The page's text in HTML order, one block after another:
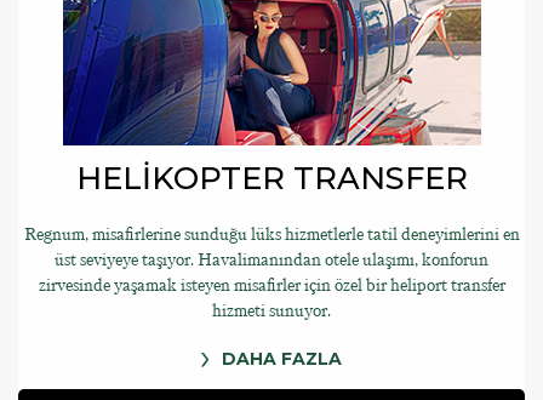
HELİKOPTER TRANSFER
Regnum, misafirlerine sunduğu lüks hizmetlerle tatil deneyimlerini en
üst seviyeye taşıyor. Havalimanından otele ulaşımı, konforun
zirvesinde yaşamak isteyen misafirler için özel bir heliport transfer
hizmeti sunuyor.
DAHA FAZLA